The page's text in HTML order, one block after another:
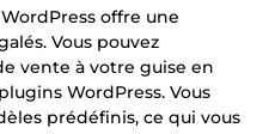
offre une
Vous pouvez
vente à votre guise en
WordPress. Vous
prédéfinis, ce qui vous